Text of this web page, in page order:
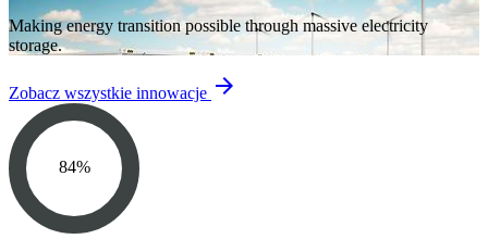
Making energy transition possible through massive electricity
storage.
Zobacz wszystkie innowacje arrow_forward
84%